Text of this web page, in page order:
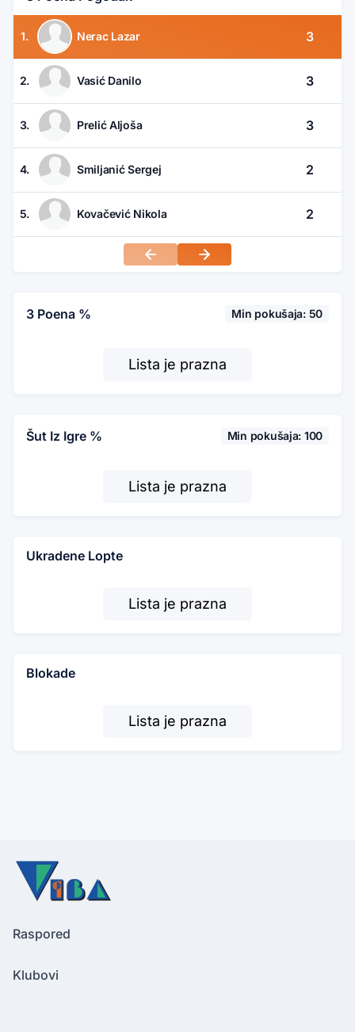
1. Nerac Lazar 3
2. Vasić Danilo 3
3. Prelić Aljoša 3
4. Smiljanić Sergej 2
5. Kovačević Nikola 2
3 Poena % Min pokušaja: 50
Lista je prazna
Šut Iz Igre % Min pokušaja: 100
Lista je prazna
Ukradene Lopte
Lista je prazna
Blokade
Lista je prazna
Raspored
Klubovi